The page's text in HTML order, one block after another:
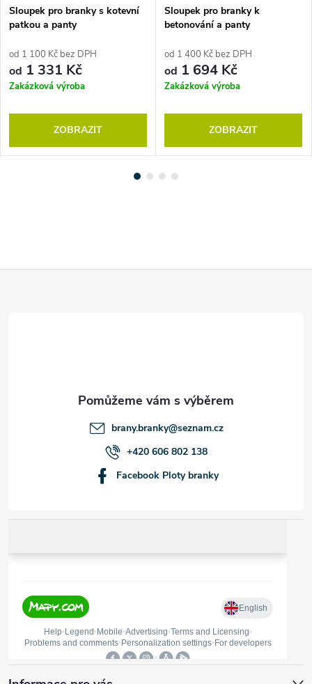
Sloupek pro branky s kotevní
patkou a panty
od 1 100 Kč bez DPH
od 1 331 Kč
Zakázková výroba
ZOBRAZIT
Sloupek pro branky k
betonování a panty
od 1 400 Kč bez DPH
od 1 694 Kč
Zakázková výroba
ZOBRAZIT
brany.branky@seznam.cz
+420 606 802 138
Facebook Ploty branky